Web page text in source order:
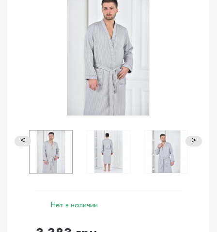
< >
Нет в наличии